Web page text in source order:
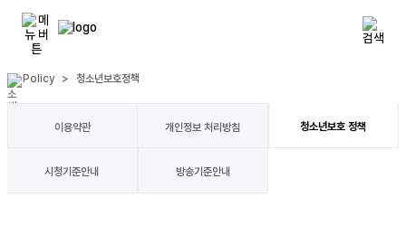
Policy > 청소년보호정책
이용약관 개인정보 처리방침 청소년보호 정책
시청기준안내 방송기준안내